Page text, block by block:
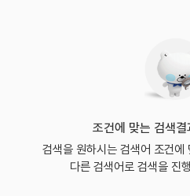
조건에 맞는 검색
검색을 원하시는 검색어 조건에
다른 검색어로 검색을 진